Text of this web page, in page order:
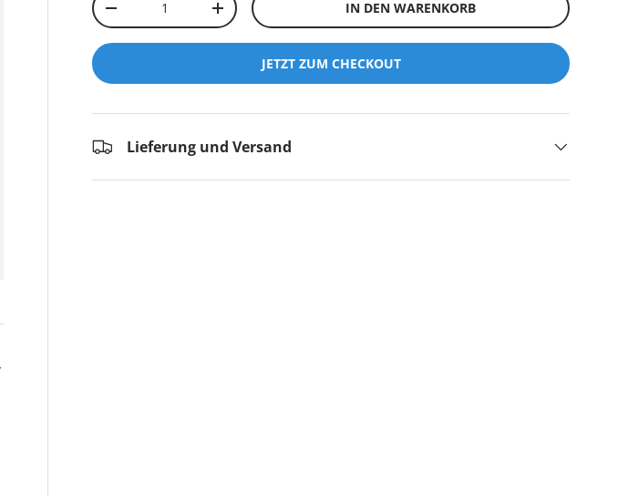
-
+ IN DEN WARENKORB
JETZT ZUM CHECKOUT
Lieferung und Versand